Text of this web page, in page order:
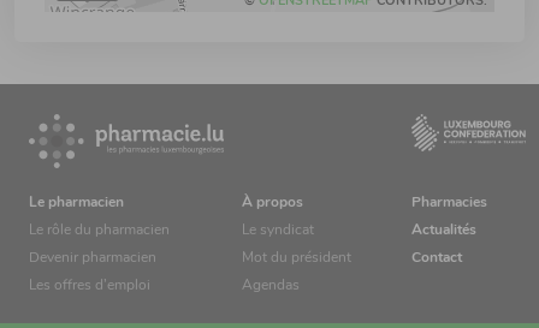
Le pharmacien
Le rôle du pharmacien
Devenir pharmacien
Les offres d’emploi
À propos
Le syndicat
Mot du président
Agendas
Pharmacies
Actualités
Contact